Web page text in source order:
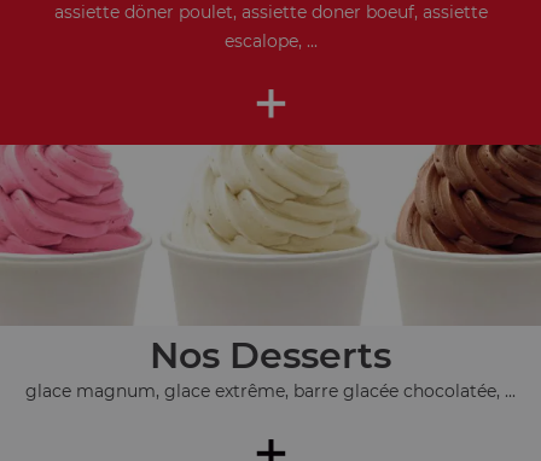
assiette döner poulet, assiette doner boeuf, assiette
escalope, ...
+
Nos Desserts
glace magnum, glace extrême, barre glacée chocolatée, ...